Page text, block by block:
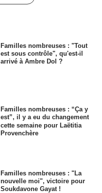
Familles nombreuses : "Tout
est sous contrôle", qu'est-il
arrivé à Ambre Dol ?
Familles nombreuses : “Ça y
est”, il y a eu du changement
cette semaine pour Laëtitia
Provenchère
Familles nombreuses : "La
nouvelle moi", victoire pour
Soukdavone Gayat !